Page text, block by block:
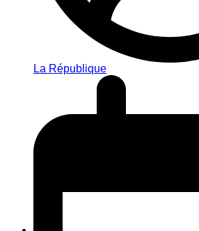
La République